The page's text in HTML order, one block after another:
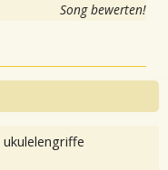
Song bewerten!
ukulelengriffe